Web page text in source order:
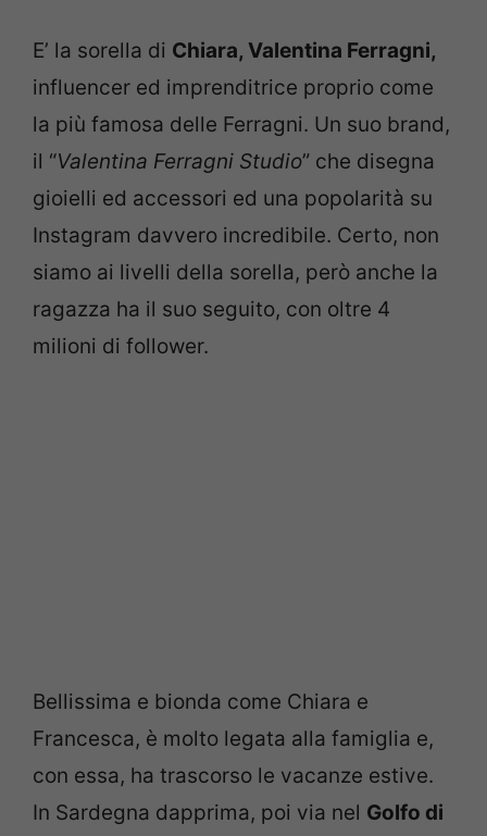
E’ la sorella di Chiara, Valentina Ferragni,
influencer ed imprenditrice proprio come
la più famosa delle Ferragni. Un suo brand,
il “Valentina Ferragni Studio” che disegna
gioielli ed accessori ed una popolarità su
Instagram davvero incredibile. Certo, non
siamo ai livelli della sorella, però anche la
ragazza ha il suo seguito, con oltre 4
milioni di follower.
Bellissima e bionda come Chiara e
Francesca, è molto legata alla famiglia e,
con essa, ha trascorso le vacanze estive.
In Sardegna dapprima, poi via nel Golfo di